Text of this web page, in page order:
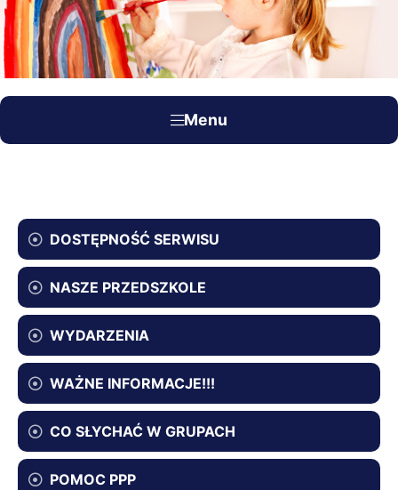
Menu
DOSTĘPNOŚĆ SERWISU
NASZE PRZEDSZKOLE
WYDARZENIA
WAŻNE INFORMACJE!!!
CO SŁYCHAĆ W GRUPACH
POMOC PPP